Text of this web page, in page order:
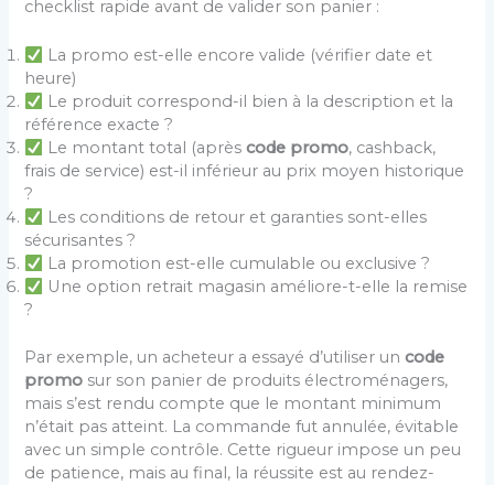
checklist rapide avant de valider son panier :
La promo est-elle encore valide (vérifier date et
heure)
Le produit correspond-il bien à la description et la
référence exacte ?
Le montant total (aprèscode promo, cashback,
frais de service) est-il inférieur au prix moyen historique
?
Les conditions de retour et garanties sont-elles
sécurisantes ?
La promotion est-elle cumulable ou exclusive ?
Une option retrait magasin améliore-t-elle la remise
?
Par exemple, un acheteur a essayé d’utiliser uncode
promo sur son panier de produits électroménagers,
mais s’est rendu compte que le montant minimum
n’était pas atteint. La commande fut annulée, évitable
avec un simple contrôle. Cette rigueur impose un peu
de patience, mais au final, la réussite est au rendez-